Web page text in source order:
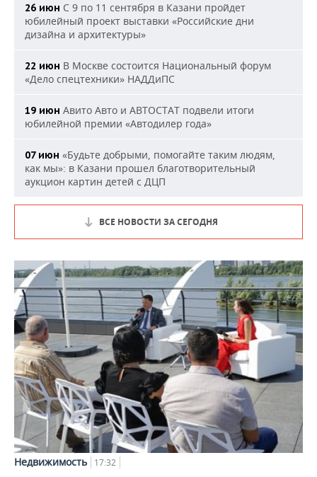
26 июн С 9 по 11 сентября в Казани пройдет
юбилейный проект выставки «Российские дни
дизайна и архитектуры»
22 июн В Москве состоится Национальный форум
«Дело спецтехники» НАДДиПС
19 июн Авито Авто и АВТОСТАТ подвели итоги
юбилейной премии «Автодилер года»
07 июн «Будьте добрыми, помогайте таким людям,
как мы»: в Казани прошел благотворительный
аукцион картин детей с ДЦП
ВСЕ НОВОСТИ ЗА СЕГОДНЯ
Недвижимость 17:32